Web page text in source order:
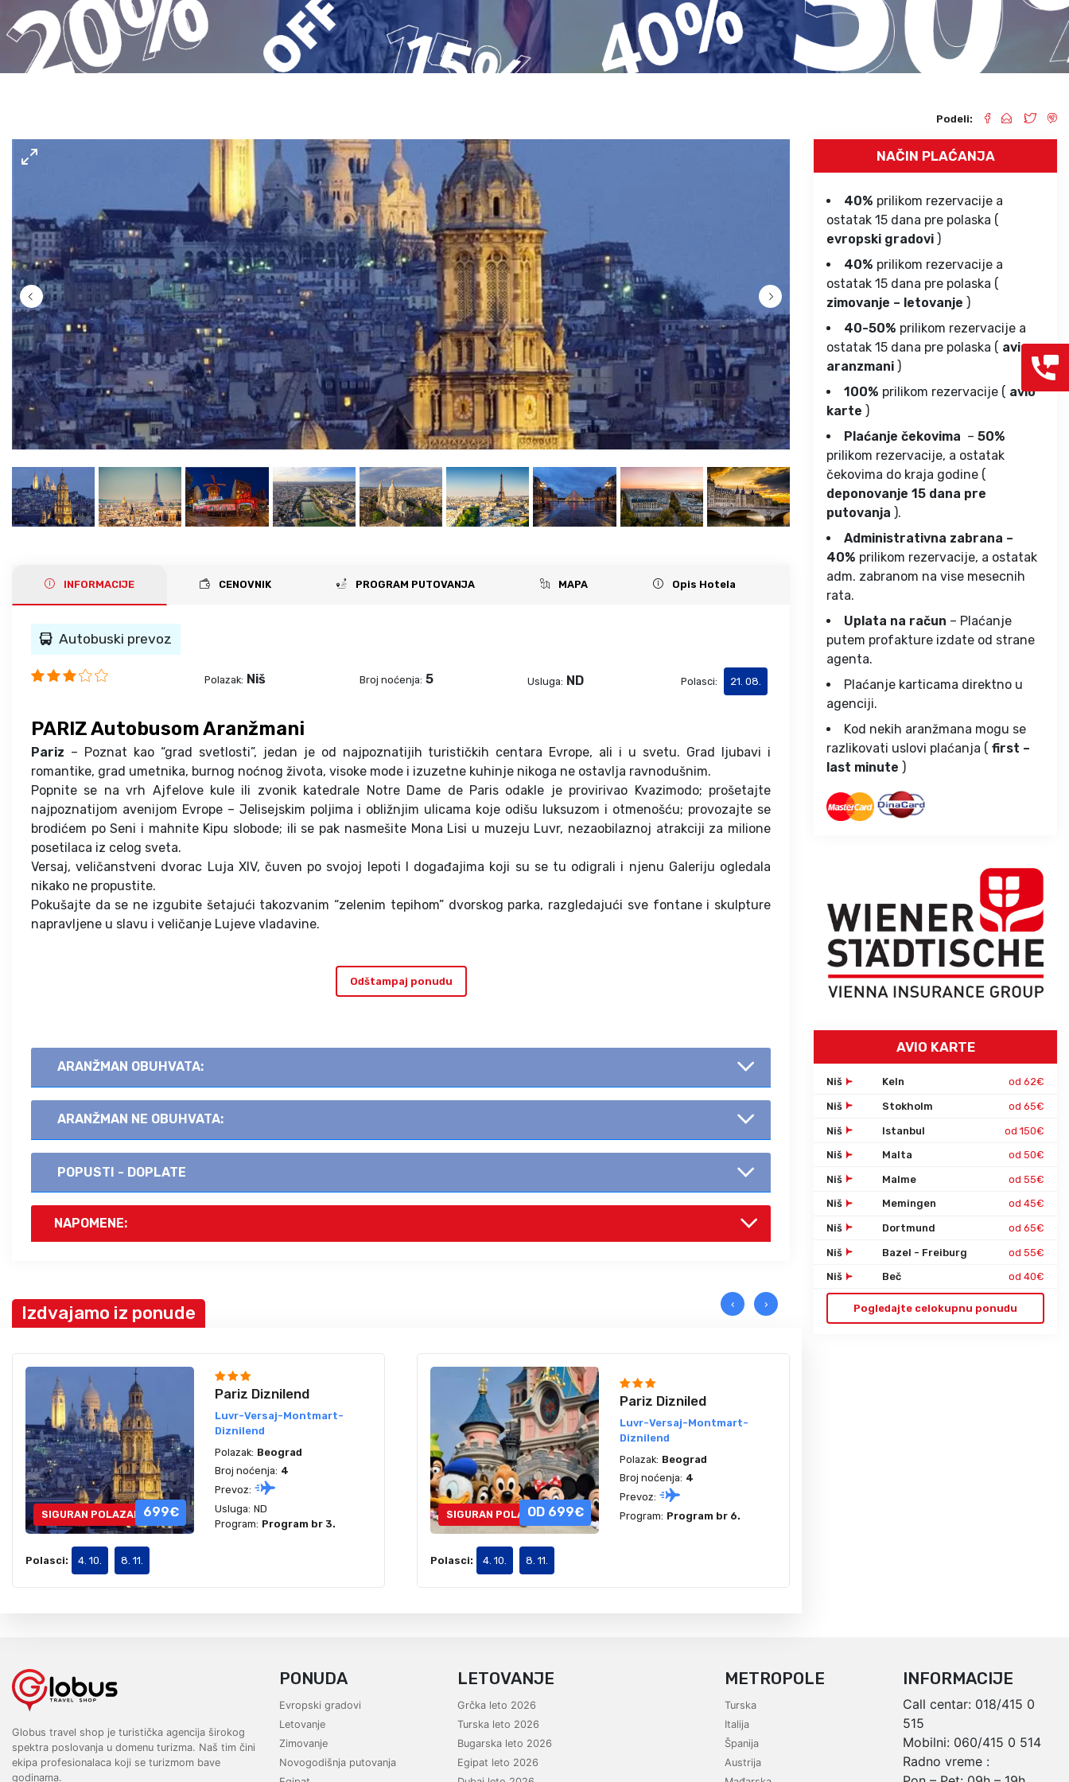
Gerakini
Psakoudia
Metamorfozis
Toroni
Vourvourou
Krf
Tasos
Evia
Amuljani
Grcka hoteli – preporuka
Olimpska regija
Kasandra
Alexandroupolis
Jonska obala
Skijatos
Ohrid
Istra – Pula
Podeli:
INFORMACIJE CENOVNIK PROGRAM PUTOVANJA MAPA Opis Hotela
Autobuski prevoz
Polazak: Niš Broj noćenja: 5 Usluga: ND Polasci: 21. 08.
PARIZ Autobusom Aranžmani
Pariz – Poznat kao “grad svetlosti”, jedan je od najpoznatijih turističkih centara Evrope, ali i u svetu. Grad ljubavi i
romantike, grad umetnika, burnog noćnog života, visoke mode i izuzetne kuhinje nikoga ne ostavlja ravnodušnim.
Popnite se na vrh Ajfelove kule ili zvonik katedrale Notre Dame de Paris odakle je provirivao Kvazimodo; prošetajte
najpoznatijom avenijom Evrope – Jelisejskim poljima i obližnjim ulicama koje odišu luksuzom i otmenošću; provozajte se
brodićem po Seni i mahnite Kipu slobode; ili se pak nasmešite Mona Lisi u muzeju Luvr, nezaobilaznoj atrakciji za milione
posetilaca iz celog sveta.
Versaj, veličanstveni dvorac Luja XIV, čuven po svojoj lepoti I događajima koji su se tu odigrali i njenu Galeriju ogledala
nikako ne propustite.
Pokušajte da se ne izgubite šetajući takozvanim “zelenim tepihom” dvorskog parka, razgledajući sve fontane i skulpture
napravljene u slavu i veličanje Lujeve vladavine.
Odštampaj ponudu
ARANŽMAN OBUHVATA:
ARANŽMAN NE OBUHVATA:
POPUSTI - DOPLATE
NAPOMENE:
Izdvajamo iz ponude
SIGURAN POLAZAK 699€
Pariz Diznilend
Luvr-Versaj-Montmart-
Diznilend
Polazak: Beograd
Broj noćenja: 4
Prevoz:
Usluga: ND
Program: Program br 3.
Polasci: 4. 10. 8. 11.
SIGURAN POLAZAKOD 699€
Pariz Dizniled
Luvr-Versaj-Montmart-
Diznilend
Polazak: Beograd
Broj noćenja: 4
Prevoz:
Program: Program br 6.
Polasci: 4. 10. 8. 11.
‹ ›
NAČIN PLAĆANJA
40% prilikom rezervacije a
ostatak 15 dana pre polaska (
evropski gradovi )
40% prilikom rezervacije a
ostatak 15 dana pre polaska (
zimovanje – letovanje )
40-50% prilikom rezervacije a
ostatak 15 dana pre polaska ( avio
aranzmani )
100% prilikom rezervacije ( avio
karte )
Plaćanje čekovima – 50%
prilikom rezervacije, a ostatak
čekovima do kraja godine (
deponovanje 15 dana pre
putovanja ).
Administrativna zabrana –
40% prilikom rezervacije, a ostatak
adm. zabranom na vise mesecnih
rata.
Uplata na račun – Plaćanje
putem profakture izdate od strane
agenta.
Plaćanje karticama direktno u
agenciji.
Kod nekih aranžmana mogu se
razlikovati uslovi plaćanja ( first –
last minute )
AVIO KARTE
Niš Keln od 62€
Niš Stokholm od 65€
Niš Istanbul od 150€
Niš Malta od 50€
Niš Malme od 55€
Niš Memingen od 45€
Niš Dortmund od 65€
Niš Bazel - Freiburg od 55€
Niš Beč od 40€
Pogledajte celokupnu ponudu
Globus travel shop je turistička agencija širokog
spektra poslovanja u domenu turizma. Naš tim čini
ekipa profesionalaca koji se turizmom bave
godinama.
PONUDA
Evropski gradovi
Letovanje
Zimovanje
Novogodišnja putovanja
LETOVANJE
Grčka leto 2026
Turska leto 2026
Bugarska leto 2026
Egipat leto 2026
METROPOLE
Turska
Italija
Španija
Austrija
INFORMACIJE
Call centar: 018/415 0
515
Mobilni: 060/415 0 514
Radno vreme :